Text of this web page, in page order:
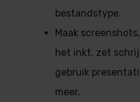
bestandstype.
Maak
het inkt, zet
gebruik
meer.